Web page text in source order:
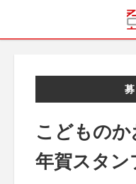
こどものか
年賀スタン